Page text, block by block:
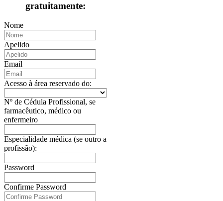
gratuitamente:
Nome
Apelido
Email
Acesso à área reservado do:
Nº de Cédula Profissional, se
farmacêutico, médico ou
enfermeiro
Especialidade médica (se outro a
profissão):
Password
Confirme Password